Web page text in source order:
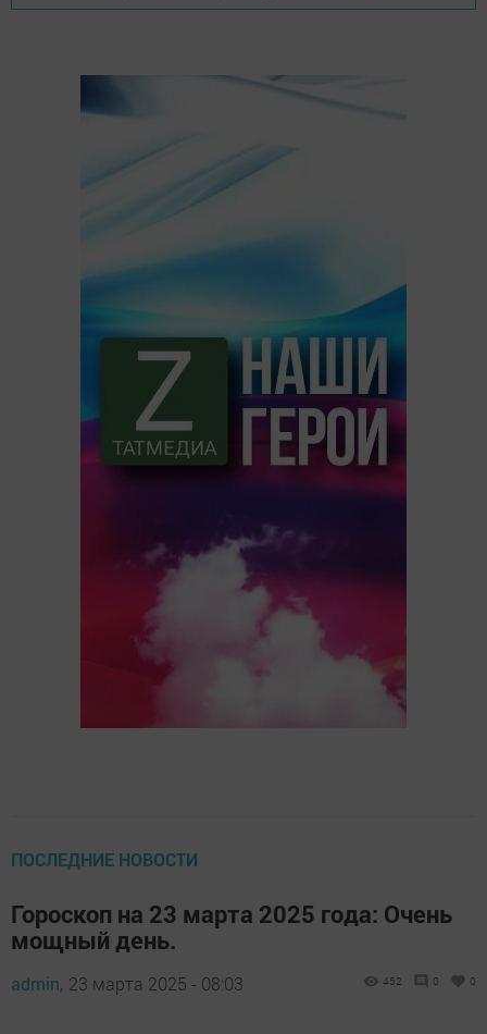
ПОСЛЕДНИЕ НОВОСТИ
Гороскоп на 23 марта 2025 года: Очень
мощный день.
admin, 23 марта 2025 - 08:03 452 0 0